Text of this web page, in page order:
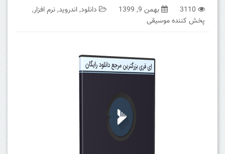
3110 بهمن 9, 1399 دانلود,اندروید,نرم افزار,
پخش کننده موسیقی